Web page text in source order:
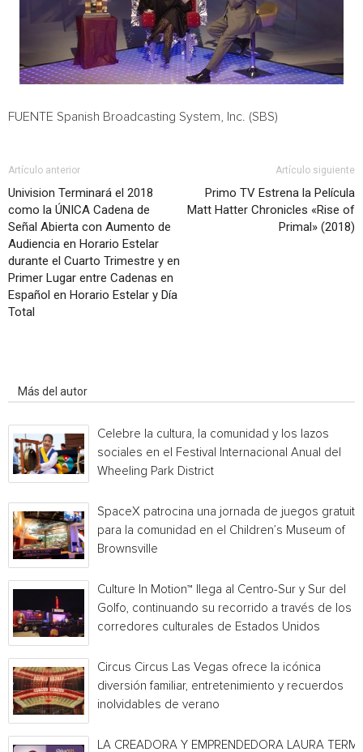
FUENTE Spanish Broadcasting System, Inc. (SBS)
Artículo anterior
Univision Terminará el 2018
como la ÚNICA Cadena de
Señal Abierta con Aumento de
Audiencia en Horario Estelar
durante el Cuarto Trimestre y en
Primer Lugar entre Cadenas en
Español en Horario Estelar y Día
Total
Artículo siguiente
Primo TV Estrena la Película
Matt Hatter Chronicles «Rise of
Primal» (2018)
Más del autor
Celebre la cultura, la comunidad y los lazos
sociales en el Festival Internacional Anual del
Wheeling Park District
SpaceX patrocina una jornada de juegos gratuita
para la comunidad en el Children’s Museum of
Brownsville
Culture In Motion™ llega al Centro-Sur y Sur del
Golfo, continuando su recorrido a través de los
corredores culturales de Estados Unidos
Circus Circus Las Vegas ofrece la icónica
diversión familiar, entretenimiento y recuerdos
inolvidables de verano
LA CREADORA Y EMPRENDEDORA LAURA